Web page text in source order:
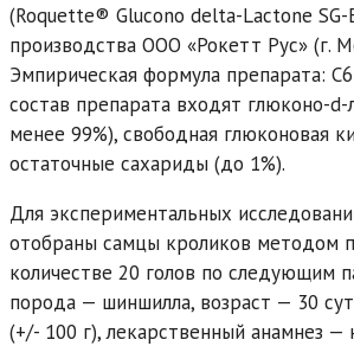
(Roquette® Glucono delta-Lactone SG-
производства ООО «Рокетт Рус» (г.
Эмпирическая формула препарата:
состав препарата входят глюконо-d-
менее 99%), свободная глюконовая
остаточные сахариды (до 1%).
Для экспериментальных
отобраны самцы кроликов методом
количестве 20 голов по следующим
порода — шиншилла, возраст — 30
(+/- 100 г), лекарственный анамнез —